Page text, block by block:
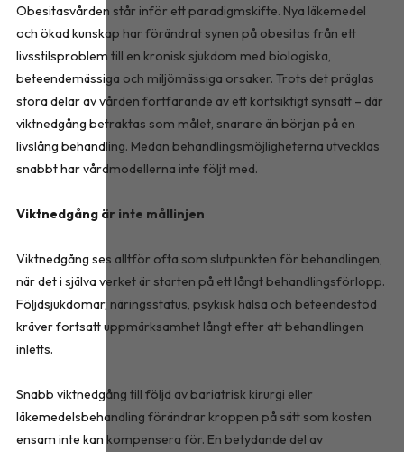
Obesitasvården står inför ett paradigmskifte. Nya läkemedel
och ökad kunskap har förändrat synen på obesitas från ett
livsstilsproblem till en kronisk sjukdom med biologiska,
beteendemässiga och miljömässiga orsaker. Trots det präglas
stora delar av vården fortfarande av ett kortsiktigt synsätt – där
viktnedgång betraktas som målet, snarare än början på en
livslång behandling. Medan behandlingsmöjligheterna utvecklas
snabbt har vårdmodellerna inte följt med.
Viktnedgång är inte mållinjen
Viktnedgång ses alltför ofta som slutpunkten för behandlingen,
när det i själva verket är starten på ett långt behandlingsförlopp.
Följdsjukdomar, näringsstatus, psykisk hälsa och beteendestöd
kräver fortsatt uppmärksamhet långt efter att behandlingen
inletts.
Snabb viktnedgång till följd av bariatrisk kirurgi eller
läkemedelsbehandling förändrar kroppen på sätt som kosten
ensam inte kan kompensera för. En betydande del av